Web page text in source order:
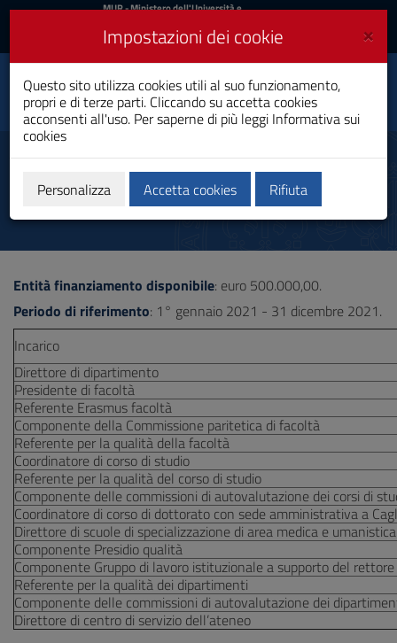
Vai
al
navigazione
sito
al
Footer
MIUR
Accedi
MUR- Ministero dell'Università e
Accedi UniCA News
Toggle
navigation
Università degli
Studi di Cagliari
Premialità (esercizio 2022)
Entità finanziamento disponibile: euro 500.000,00.
Periodo di riferimento: 1° gennaio 2021 - 31 dicembre 2021.
Incarico
Direttore di dipartimento
Presidente di facoltà
Referente Erasmus facoltà
Componente della Commissione paritetica di facoltà
Referente per la qualità della facoltà
Coordinatore di corso di studio
Referente per la qualità del corso di studio
Componente delle commissioni di autovalutazione dei corsi di
Coordinatore di corso di dottorato con sede amministrativa a
Direttore di scuole di specializzazione di area medica e umanistica
Componente Presidio qualità
Componente Gruppo di lavoro istituzionale a supporto del rettore
Referente per la qualità dei dipartimenti
Componente delle commissioni di autovalutazione dei
Direttore di centro di servizio dell’ateneo
×
Impostazioni dei cookie
Questo sito utilizza cookies utili al suo funzionamento,
propri e di terze parti. Cliccando su accetta cookies
acconsenti all'uso. Per saperne di più leggi Informativa sui
cookies
Personalizza Accetta cookies Rifiuta